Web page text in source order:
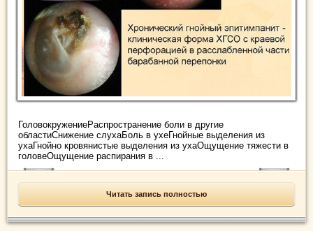
ГоловокружениеРаспространение боли в другие
областиСнижение слухаБоль в ухеГнойные выделения из
ухаГнойно кровянистые выделения из ухаОщущение тяжести в
головеОщущение распирания в ...
Читать запись полностью